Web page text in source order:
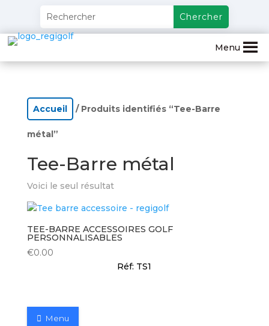
Menu
Accueil / Produits identifiés “Tee-Barre
métal”
Tee-Barre métal
Voici le seul résultat
TEE-BARRE ACCESSOIRES GOLF
PERSONNALISABLES
€0.00
Réf: TS1
Menu